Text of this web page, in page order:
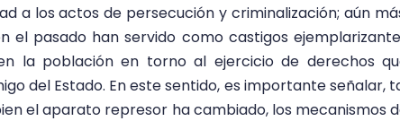
a los actos de persecución y criminalización; aún
el pasado han servido como castigos
la población en torno al ejercicio de derechos
del Estado. En este sentido, es importante señalar,
el aparato represor ha cambiado, los mecanismos